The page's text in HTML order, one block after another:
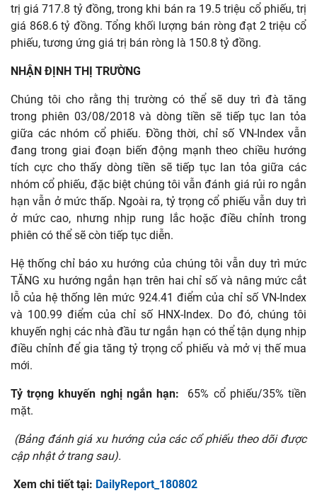
trị giá 717.8 tỷ đồng, trong khi bán ra 19.5 triệu cổ phiếu, trị
giá 868.6 tỷ đồng. Tổng khối lượng bán ròng đạt 2 triệu cổ
phiếu, tương ứng giá trị bán ròng là 150.8 tỷ đồng.
NHẬN ĐỊNH THỊ TRƯỜNG
Chúng tôi cho rằng thị trường có thể sẽ duy trì đà tăng
trong phiên 03/08/2018 và dòng tiền sẽ tiếp tục lan tỏa
giữa các nhóm cổ phiếu. Đồng thời, chỉ số VN-Index vẫn
đang trong giai đoạn biến động mạnh theo chiều hướng
tích cực cho thấy dòng tiền sẽ tiếp tục lan tỏa giữa các
nhóm cổ phiếu, đặc biệt chúng tôi vẫn đánh giá rủi ro ngắn
hạn vẫn ở mức thấp. Ngoài ra, tỷ trọng cổ phiếu vẫn duy trì
ở mức cao, nhưng nhịp rung lắc hoặc điều chỉnh trong
phiên có thể sẽ còn tiếp tục diễn.
Hệ thống chỉ báo xu hướng của chúng tôi vẫn duy trì mức
TĂNG xu hướng ngắn hạn trên hai chỉ số và nâng mức cắt
lỗ của hệ thống lên mức 924.41 điểm của chỉ số VN-Index
và 100.99 điểm của chỉ số HNX-Index. Do đó, chúng tôi
khuyến nghị các nhà đầu tư ngắn hạn có thể tận dụng nhịp
điều chỉnh để gia tăng tỷ trọng cổ phiếu và mở vị thế mua
mới.
Tỷ trọng khuyến nghị ngắn hạn: 65% cổ phiếu/35% tiền
mặt.
(Bảng đánh giá xu hướng của các cổ phiếu theo dõi được
cập nhật ở trang sau).
Xem chi tiết tại: DailyReport_180802